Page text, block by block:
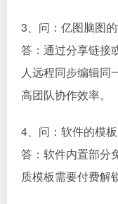
3、问：亿图脑图
答：通过分享链接
人远程同步编辑同
高团队协作效率。​
4、问：软件的模
答：软件内置部分
质模板需要付费解